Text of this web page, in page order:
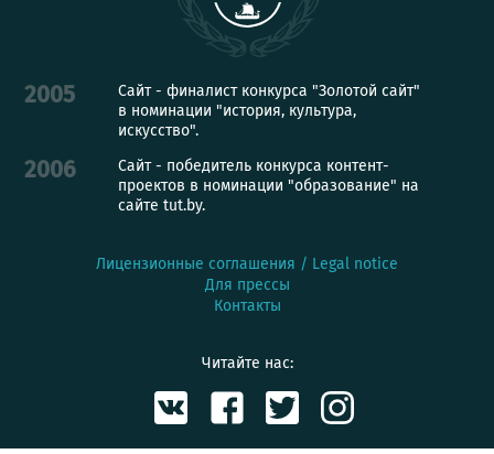
2005
Сайт - финалист конкурса "Золотой сайт"
в номинации "история, культура,
искусство".
2006
Сайт - победитель конкурса контент-
проектов в номинации "образование" на
сайте tut.by.
Лицензионные соглашения / Legal notice
Для прессы
Контакты
Читайте нас: